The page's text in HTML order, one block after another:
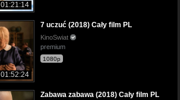
01:21:14
01:52:24
7 uczuć (2018) Cały film PL
KinoSwiat
premium
1080p
Zabawa zabawa (2018) Cały film PL